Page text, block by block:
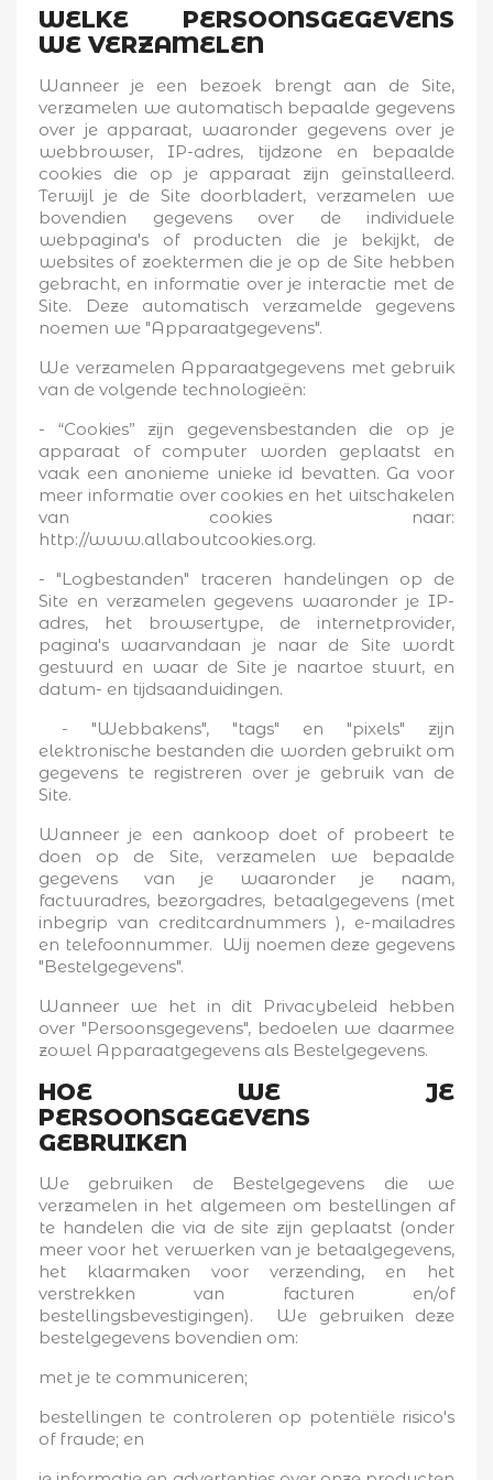
WELKE PERSOONSGEGEVENS
WE VERZAMELEN
Wanneer je een bezoek brengt aan de Site,
verzamelen we automatisch bepaalde gegevens
over je apparaat, waaronder gegevens over je
webbrowser, IP-adres, tijdzone en bepaalde
cookies die op je apparaat zijn geïnstalleerd.
Terwijl je de Site doorbladert, verzamelen we
bovendien gegevens over de individuele
webpagina's of producten die je bekijkt, de
websites of zoektermen die je op de Site hebben
gebracht, en informatie over je interactie met de
Site. Deze automatisch verzamelde gegevens
noemen we "Apparaatgegevens".
We verzamelen Apparaatgegevens met gebruik
van de volgende technologieën:
- “Cookies” zijn gegevensbestanden die op je
apparaat of computer worden geplaatst en
vaak een anonieme unieke id bevatten. Ga voor
meer informatie over cookies en het uitschakelen
van cookies naar:
http://www.allaboutcookies.org.
- "Logbestanden" traceren handelingen op de
Site en verzamelen gegevens waaronder je IP-
adres, het browsertype, de internetprovider,
pagina's waarvandaan je naar de Site wordt
gestuurd en waar de Site je naartoe stuurt, en
datum- en tijdsaanduidingen.
- "Webbakens", "tags" en "pixels" zijn
elektronische bestanden die worden gebruikt om
gegevens te registreren over je gebruik van de
Site.
Wanneer je een aankoop doet of probeert te
doen op de Site, verzamelen we bepaalde
gegevens van je waaronder je naam,
factuuradres, bezorgadres, betaalgegevens (met
inbegrip van creditcardnummers ), e-mailadres
en telefoonnummer. Wij noemen deze gegevens
"Bestelgegevens".
Wanneer we het in dit Privacybeleid hebben
over "Persoonsgegevens", bedoelen we daarmee
zowel Apparaatgegevens als Bestelgegevens.
HOE WE JE
PERSOONSGEGEVENS
GEBRUIKEN
We gebruiken de Bestelgegevens die we
verzamelen in het algemeen om bestellingen af
te handelen die via de site zijn geplaatst (onder
meer voor het verwerken van je betaalgegevens,
het klaarmaken voor verzending, en het
verstrekken van facturen en/of
bestellingsbevestigingen). We gebruiken deze
bestelgegevens bovendien om:
met je te communiceren;
bestellingen te controleren op potentiële risico's
of fraude; en